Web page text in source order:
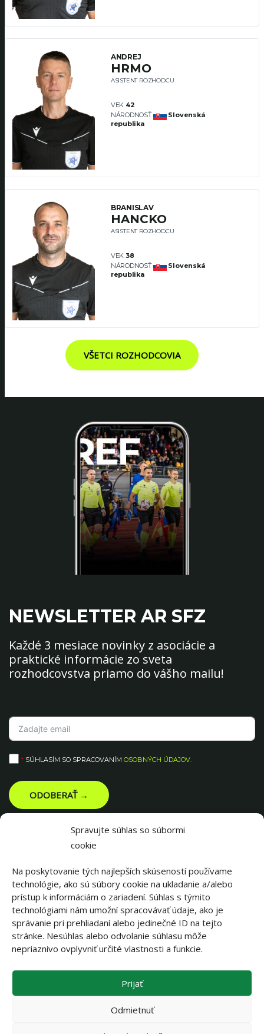
Spravujte súhlas so súbormi
cookie
Na poskytovanie tých najlepších skúseností používame
technológie, ako sú súbory cookie na ukladanie a/alebo
prístup k informáciám o zariadení. Súhlas s týmito
technológiami nám umožní spracovávať údaje, ako je
správanie pri prehliadaní alebo jedinečné ID na tejto
stránke. Nesúhlas alebo odvolanie súhlasu môže
nepriaznivo ovplyvniť určité vlastnosti a funkcie.
Prijať
Odmietnuť
ANDREJ
HRMO
ASISTENT ROZHODCU
VEK 42
NÁRODNOSŤ
Slovenská
republika
BRANISLAV
HANCKO
ASISTENT ROZHODCU
VEK 38
NÁRODNOSŤ
Slovenská
republika
VŠETCI ROZHODCOVIA
NEWSLETTER AR SFZ
Každé 3 mesiace novinky z asociácie a
praktické informácie zo sveta
rozhodcovstva priamo do vášho mailu!
* SÚHLASÍM SO SPRACOVANÍM OSOBNÝCH ÚDAJOV
ODOBERAŤ →
||||||